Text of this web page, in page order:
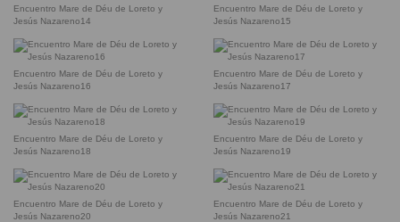
Encuentro Mare de Déu de Loreto y
Jesús Nazareno14
Encuentro Mare de Déu de Loreto y
Jesús Nazareno15
Encuentro Mare de Déu de Loreto y
Jesús Nazareno16
Encuentro Mare de Déu de Loreto y
Jesús Nazareno17
Encuentro Mare de Déu de Loreto y
Jesús Nazareno18
Encuentro Mare de Déu de Loreto y
Jesús Nazareno19
Encuentro Mare de Déu de Loreto y
Jesús Nazareno20
Encuentro Mare de Déu de Loreto y
Jesús Nazareno21